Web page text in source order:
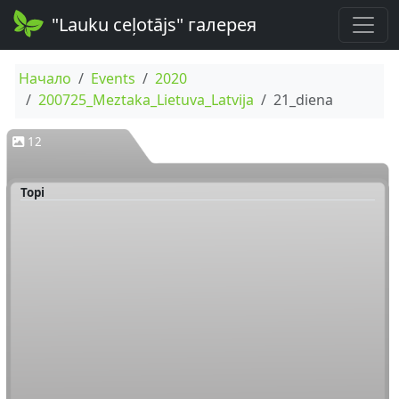
"Lauku ceļotājs" галерея
Начало Events
2020
200725_Meztaka_Lietuva_Latvija
21_diena
12
Topi